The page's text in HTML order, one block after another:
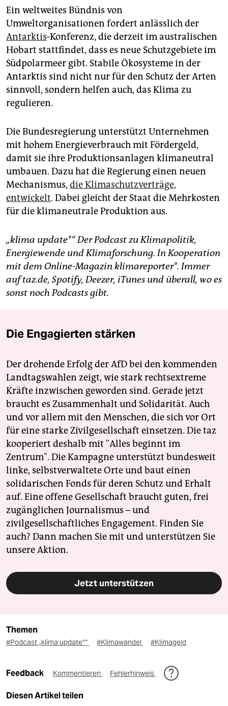
Ein weltweites Bündnis von
Umweltorganisationen fordert anlässlich der
Antarktis-Konferenz, die derzeit im australischen
Hobart stattfindet, dass es neue Schutzgebiete im
Südpolarmeer gibt. Stabile Ökosysteme in der
Antarktis sind nicht nur für den Schutz der Arten
sinnvoll, sondern helfen auch, das Klima zu
regulieren.
Die Bundesregierung unterstützt Unternehmen
mit hohem Energieverbrauch mit Fördergeld,
damit sie ihre Produktionsanlagen klimaneutral
umbauen. Dazu hat die Regierung einen neuen
Mechanismus, die Klimaschutzverträge,
entwickelt. Dabei gleicht der Staat die Mehrkosten
für die klimaneutrale Produktion aus.
„klima update°“ Der Podcast zu Klimapolitik,
Energiewende und Klimaforschung. In Kooperation
mit dem Online-Magazin klimareporter°. Immer
auf taz.de, Spotify, Deezer, iTunes und überall, wo es
sonst noch Podcasts gibt.
Die Engagierten stärken
Der drohende Erfolg der AfD bei den kommenden
Landtagswahlen zeigt, wie stark rechtsextreme
Kräfte inzwischen geworden sind. Gerade jetzt
braucht es Zusammenhalt und Solidarität. Auch
und vor allem mit den Menschen, die sich vor Ort
für eine starke Zivilgesellschaft einsetzen. Die taz
kooperiert deshalb mit "Alles beginnt im
Zentrum". Die Kampagne unterstützt bundesweit
linke, selbstverwaltete Orte und baut einen
solidarischen Fonds für deren Schutz und Erhalt
auf. Eine offene Gesellschaft braucht guten, frei
zugänglichen Journalismus – und
zivilgesellschaftliches Engagement. Finden Sie
auch? Dann machen Sie mit und unterstützen Sie
unsere Aktion.
Jetzt unterstützen
Themen
#Podcast „klima update°“ #Klimawandel #Klimageld
Feedback Kommentieren Fehlerhinweis
Diesen Artikel teilen